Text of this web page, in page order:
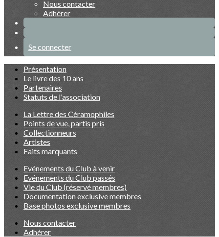
Nous contacter
Adhérer
Se connecter
Présentation
Le livre des 10 ans
Partenaires
Statuts de l'association
La Lettre des Céramophiles
Points de vue, partis pris
Collectionneurs
Artistes
Faits marquants
Evénements du Club à venir
Evénements du Club passés
Vie du Club (réservé membres)
Documentation exclusive membres
Base photos exclusive membres
Nous contacter
Adhérer